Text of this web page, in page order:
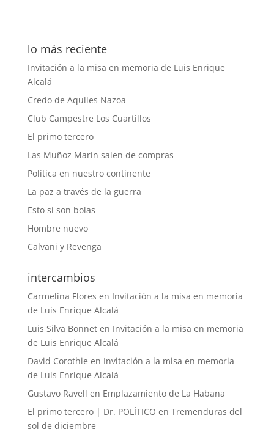
lo más reciente
Invitación a la misa en memoria de Luis Enrique
Alcalá
Credo de Aquiles Nazoa
Club Campestre Los Cuartillos
El primo tercero
Las Muñoz Marín salen de compras
Política en nuestro continente
La paz a través de la guerra
Esto sí son bolas
Hombre nuevo
Calvani y Revenga
intercambios
Carmelina Flores en Invitación a la misa en memoria
de Luis Enrique Alcalá
Luis Silva Bonneten Invitación a la misa en memoria
de Luis Enrique Alcalá
David Corothie en Invitación a la misa en memoria
de Luis Enrique Alcalá
Gustavo Ravell en Emplazamiento de La Habana
El primo tercero | Dr. POLÍTICO en Tremenduras del
sol de diciembre